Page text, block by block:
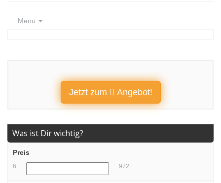
Menu
Jetzt zum Angebot!
Was ist Dir wichtig?
Preis
6 972